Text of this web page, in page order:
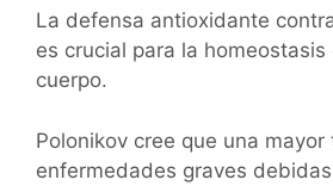
La defensa antioxidante
es crucial para la
cuerpo.
Polonikov cree que una mayor
enfermedades graves